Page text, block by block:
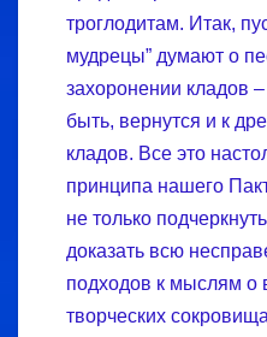
троглодитам. Итак,
мудрецы” думают о
захоронении кладов
быть, вернутся и к
кладов. Все это
принципа нашего
не только
доказать всю
подходов к мыслям о
творческих